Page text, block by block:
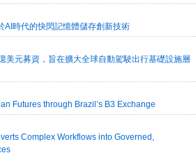
AI時代的快閃記憶體儲存創新技術
美元募資，旨在擴大全球自動駕駛出行基礎設施層
Futures through Brazil’s B3 Exchange
Complex Workflows into Governed,